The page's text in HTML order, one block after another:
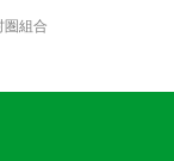
組合